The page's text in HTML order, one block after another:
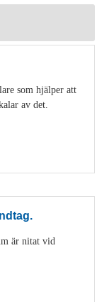
som hjälper att
av det.
är nitat vid